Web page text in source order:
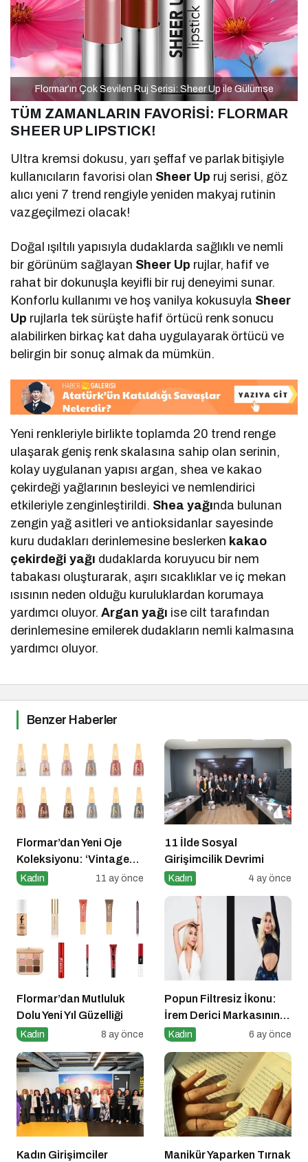
Flormar’ın Çok Sevilen Ruj Serisi: Sheer Up ile Gülümse
TÜM ZAMANLARIN FAVORİSİ: FLORMAR
SHEER UP LIPSTICK!
Ultra kremsi dokusu, yarı şeffaf ve parlak bitişiyle
kullanıcıların favorisi olan Sheer Up ruj serisi, göz
alıcı yeni 7 trend rengiyle yeniden makyaj rutinin
vazgeçilmezi olacak!
Doğal ışıltılı yapısıyla dudaklarda sağlıklı ve nemli
bir görünüm sağlayan Sheer Up rujlar, hafif ve
rahat bir dokunuşla keyifli bir ruj deneyimi sunar.
Konforlu kullanımı ve hoş vanilya kokusuyla Sheer
Up rujlarla tek sürüşte hafif örtücü renk sonucu
alabilirken birkaç kat daha uygulayarak örtücü ve
belirgin bir sonuç almak da mümkün.
Yeni renkleriyle birlikte toplamda 20 trend renge
ulaşarak geniş renk skalasına sahip olan serinin,
kolay uygulanan yapısı argan, shea ve kakao
çekirdeği yağlarının besleyici ve nemlendirici
etkileriyle zenginleştirildi. Shea yağında bulunan
zengin yağ asitleri ve antioksidanlar sayesinde
kuru dudakları derinlemesine beslerken kakao
çekirdeğiyağı dudaklarda koruyucu bir nem
tabakası oluşturarak, aşırı sıcaklıklar ve iç mekan
ısısının neden olduğu kuruluklardan korumaya
yardımcı oluyor.Argan yağı ise cilt tarafından
derinlemesine emilerek dudakların nemli kalmasına
yardımcı oluyor.
Benzer Haberler
Flormar’dan Yeni Oje
Koleksiyonu: ‘Vintage
Romance’ Nostaljiyle
Zarafeti Tırnaklara
Taşıyor!
Kadın 11 ay önce
11 İlde Sosyal
Girişimcilik Devrimi
Kadın 4 ay önce
Flormar’dan Mutluluk
Dolu Yeni Yıl Güzelliği
Kadın 8 ay önce
Popun Filtresiz İkonu:
İrem Derici Markasının
Genetik Kodları Çözüldü
Kadın 6 ay önce
Kadın Girişimciler
Manikür Yaparken Tırnak